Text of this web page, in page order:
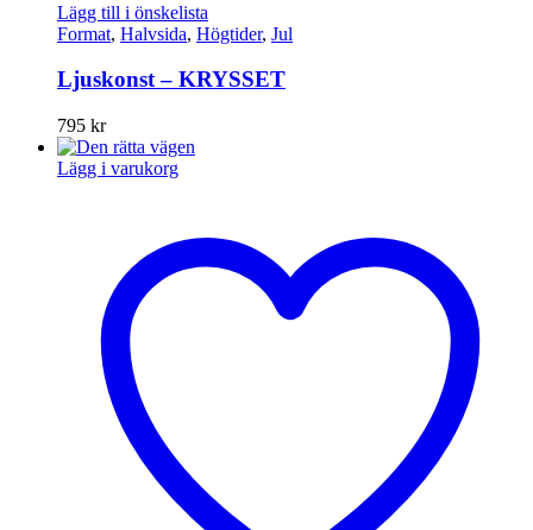
Lägg till i önskelista
Format, Halvsida, Högtider, Jul
Ljuskonst – KRYSSET
795 kr
Lägg i varukorg